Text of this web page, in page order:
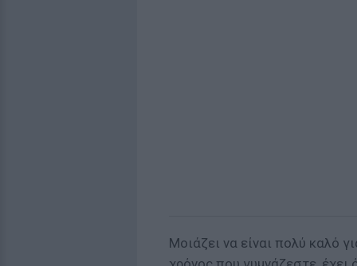
Μοιάζει να είναι πολύ καλό